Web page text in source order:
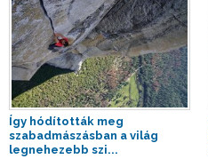
Így hódították meg
szabadmászásban a világ
legnehezebb szi...